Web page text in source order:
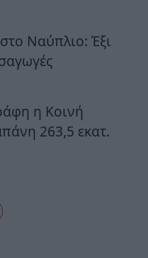
Ναύπλιο: Έξι
η Κοινή
263,5 εκατ.